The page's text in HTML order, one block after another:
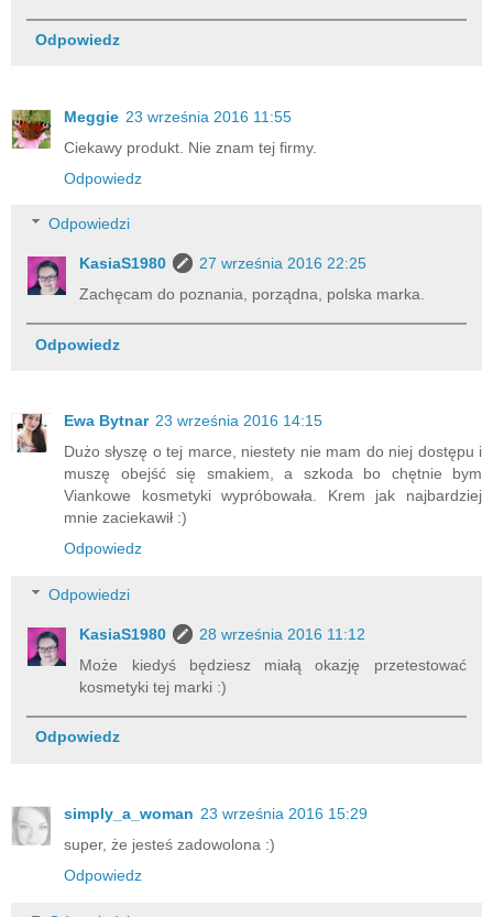
Odpowiedz
Meggie 23 września 2016 11:55
Ciekawy produkt. Nie znam tej firmy.
Odpowiedz
Odpowiedzi
KasiaS1980
27 września 2016 22:25
Zachęcam do poznania, porządna, polska marka.
Odpowiedz
Ewa Bytnar 23 września 2016 14:15
Dużo słyszę o tej marce, niestety nie mam do niej dostępu i
muszę obejść się smakiem, a szkoda bo chętnie bym
Viankowe kosmetyki wypróbowała. Krem jak najbardziej
mnie zaciekawił :)
Odpowiedz
Odpowiedzi
KasiaS1980
28 września 2016 11:12
Może kiedyś będziesz miałą okazję przetestować
kosmetyki tej marki :)
Odpowiedz
simply_a_woman 23 września 2016 15:29
super, że jesteś zadowolona :)
Odpowiedz